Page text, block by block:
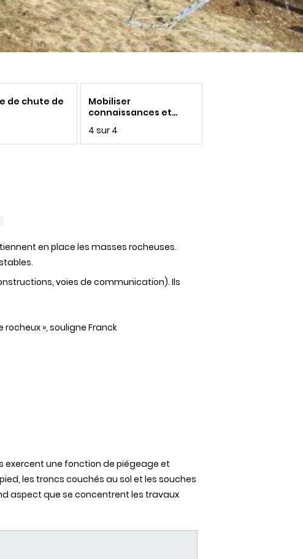
de chute de
Mobiliser
connaissances et
service de la société
et des politiques
4 sur 4
en place les masses rocheuses.
voies de communication). Ils
», souligne Franck
exercent une fonction de piégeage et
les troncs couchés au sol et les souches
aspect que se concentrent les travaux